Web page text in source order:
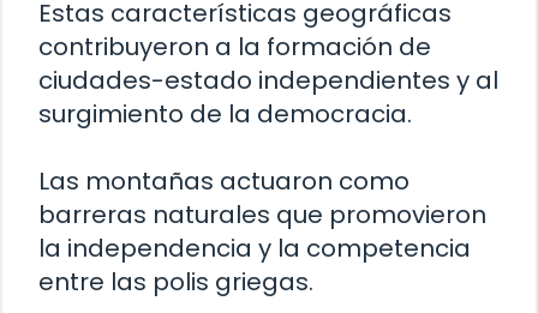
Estas características geográficas
contribuyeron a la formación de
ciudades-estado independientes y al
surgimiento de la democracia.
Las montañas actuaron como
barreras naturales que promovieron
la independencia y la competencia
entre las polis griegas.